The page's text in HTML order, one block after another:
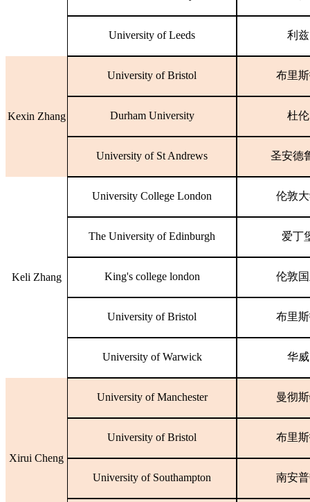
University of Leeds 利
Kexin Zhang
University of Bristol 布里
Durham University 杜
University of St Andrews 圣安德
Keli Zhang
University College London 伦敦
The University of Edinburgh 爱丁
King's college london 伦敦
University of Bristol 布里
University of Warwick 华
Xirui Cheng
University of Manchester 曼彻
University of Bristol 布里
University of Southampton 南安